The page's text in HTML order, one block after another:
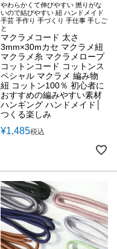
やわらかくて伸びやすい 撚りがな
いので結びやすい 紐 ハンドメイド
手芸 手作り 手づくり 手仕事 手しご
と
マクラメコード 太さ
3mm×30mカセ マクラメ紐
マクラメ糸 マクラメロープ
コットンコード コットンス
ペシャル マクラメ 編み物
紐 コットン100％ 初心者に
おすすめの編みやすい素材
ハンギング ハンドメイド│
つくる楽しみ
¥1,485税込